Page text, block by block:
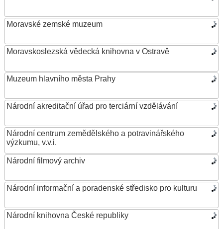
Moravské zemské muzeum
Moravskoslezská vědecká knihovna v Ostravě
Muzeum hlavního města Prahy
Národní akreditační úřad pro terciární vzdělávání
Národní centrum zemědělského a potravinářského
výzkumu, v.v.i.
Národní filmový archiv
Národní informační a poradenské středisko pro kulturu
Národní knihovna České republiky